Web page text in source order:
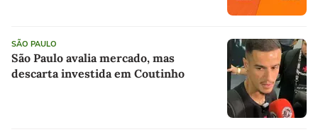
SÃO PAULO
São Paulo avalia mercado, mas
descarta investida em Coutinho